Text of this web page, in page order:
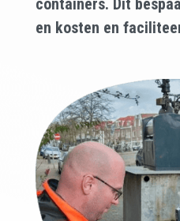
en kosten en